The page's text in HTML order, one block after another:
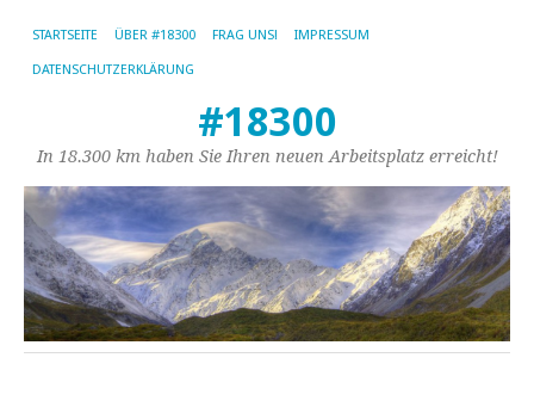
STARTSEITE ÜBER #18300 FRAG UNS! IMPRESSUM
DATENSCHUTZERKLÄRUNG
#18300
In 18.300 km haben Sie Ihren neuen Arbeitsplatz erreicht!